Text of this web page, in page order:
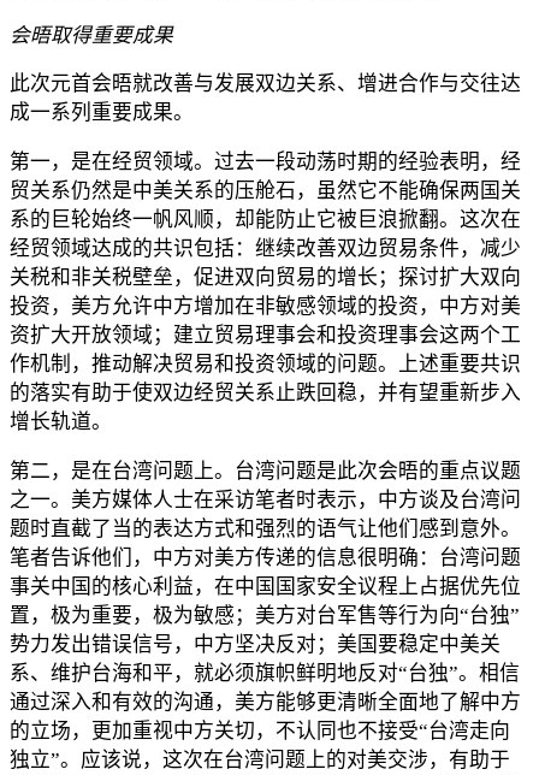
会晤取得重要成果
此次元首会晤就改善与发展双边关系、增进合作与交往达
成一系列重要成果。
第一，是在经贸领域。过去一段动荡时期的经验表明，经
贸关系仍然是中美关系的压舱石，虽然它不能确保两国关
系的巨轮始终一帆风顺，却能防止它被巨浪掀翻。这次在
经贸领域达成的共识包括：继续改善双边贸易条件，减少
关税和非关税壁垒，促进双向贸易的增长；探讨扩大双向
投资，美方允许中方增加在非敏感领域的投资，中方对美
资扩大开放领域；建立贸易理事会和投资理事会这两个工
作机制，推动解决贸易和投资领域的问题。上述重要共识
的落实有助于使双边经贸关系止跌回稳，并有望重新步入
增长轨道。
第二，是在台湾问题上。台湾问题是此次会晤的重点议题
之一。美方媒体人士在采访笔者时表示，中方谈及台湾问
题时直截了当的表达方式和强烈的语气让他们感到意外。
笔者告诉他们，中方对美方传递的信息很明确：台湾问题
事关中国的核心利益，在中国国家安全议程上占据优先位
置，极为重要，极为敏感；美方对台军售等行为向“台独”
势力发出错误信号，中方坚决反对；美国要稳定中美关
系、维护台海和平，就必须旗帜鲜明地反对“台独”。相信
通过深入和有效的沟通，美方能够更清晰全面地了解中方
的立场，更加重视中方关切，不认同也不接受“台湾走向
独立”。应该说，这次在台湾问题上的对美交涉，有助于